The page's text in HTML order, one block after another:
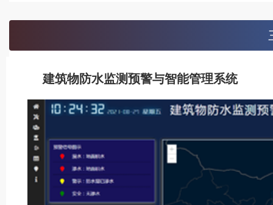
建筑物防水监测预警与智能管理系统